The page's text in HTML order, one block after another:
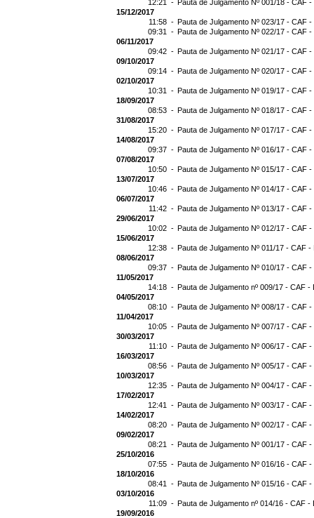
12:21 - Pauta de Julgamento Nº 001/18 - CAF
15/12/2017
11:58 - Pauta de Julgamento Nº 023/17 - CAF
09:31 - Pauta de Julgamento Nº 022/17 - CAF
06/11/2017
09:42 - Pauta de Julgamento Nº 021/17 - CAF -
09/10/2017
09:14 - Pauta de Julgamento Nº 020/17 - CAF -
02/10/2017
10:31 - Pauta de Julgamento Nº 019/17 - CAF
18/09/2017
08:53 - Pauta de Julgamento Nº 018/17 - CAF
31/08/2017
15:20 - Pauta de Julgamento Nº 017/17 - CAF
14/08/2017
09:37 - Pauta de Julgamento Nº 016/17 - CAF
07/08/2017
10:50 - Pauta de Julgamento Nº 015/17 - CAF
13/07/2017
10:46 - Pauta de Julgamento Nº 014/17 - CAF
06/07/2017
11:42 - Pauta de Julgamento Nº 013/17 - CAF -
29/06/2017
10:02 - Pauta de Julgamento Nº 012/17 - CAF
15/06/2017
12:38 - Pauta de Julgamento Nº 011/17 - CAF -
08/06/2017
09:37 - Pauta de Julgamento Nº 010/17 - CAF
11/05/2017
14:18 - Pauta de Julgamento nº 009/17 - CAF -
04/05/2017
08:10 - Pauta de Julgamento Nº 008/17 - CAF
11/04/2017
10:05 - Pauta de Julgamento Nº 007/17 - CAF
30/03/2017
11:10 - Pauta de Julgamento Nº 006/17 - CAF
16/03/2017
08:56 - Pauta de Julgamento Nº 005/17 - CAF
10/03/2017
12:35 - Pauta de Julgamento Nº 004/17 - CAF
17/02/2017
12:41 - Pauta de Julgamento Nº 003/17 - CAF
14/02/2017
08:20 - Pauta de Julgamento Nº 002/17 - CAF
09/02/2017
08:21 - Pauta de Julgamento Nº 001/17 - CAF
25/10/2016
07:55 - Pauta de Julgamento Nº 016/16 - CAF
18/10/2016
08:41 - Pauta de Julgamento Nº 015/16 - CAF
03/10/2016
11:09 - Pauta de Julgamento nº 014/16 - CAF -
19/09/2016